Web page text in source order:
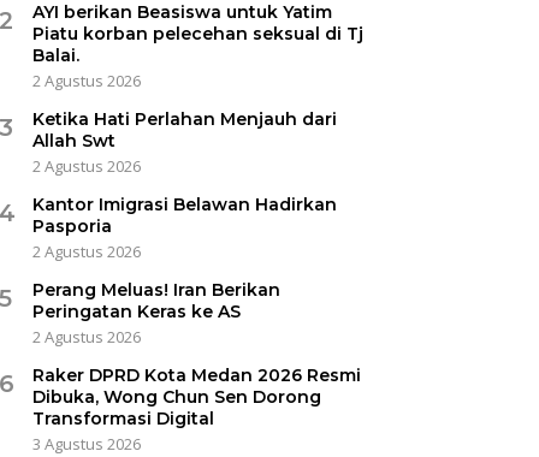
AYI berikan Beasiswa untuk Yatim
Piatu korban pelecehan seksual di Tj
Balai.
2 Agustus 2026
Ketika Hati Perlahan Menjauh dari
Allah Swt
2 Agustus 2026
Kantor Imigrasi Belawan Hadirkan
Pasporia
2 Agustus 2026
Perang Meluas! Iran Berikan
Peringatan Keras ke AS
2 Agustus 2026
Raker DPRD Kota Medan 2026 Resmi
Dibuka, Wong Chun Sen Dorong
Transformasi Digital
3 Agustus 2026